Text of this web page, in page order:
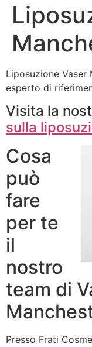
Liposuzione
esperto di
Visita la
sulla
Cosa
può
fare
per te
il
nostro
team di
Presso Frati